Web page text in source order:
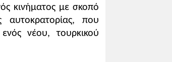
στρατό και
Τουρκίας). Σε
κινήματος με σκοπό
αυτοκρατορίας, που
νέου, τουρκικού